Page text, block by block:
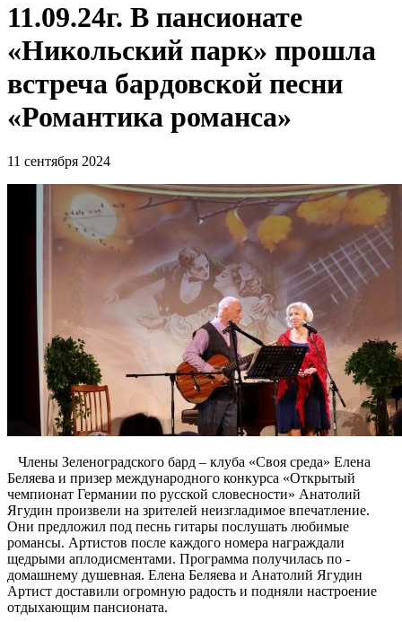
11.09.24г. В пансионате
«Никольский парк» прошла
встреча бардовской песни
«Романтика романса»
11 сентября 2024
Члены Зеленоградского бард – клуба «Своя среда» Елена
Беляева и призер международного конкурса «Открытый
чемпионат Германии по русской словесности» Анатолий
Ягудин произвели на зрителей неизгладимое впечатление.
Они предложил под песнь гитары послушать любимые
романсы. Артистов после каждого номера награждали
щедрыми аплодисментами. Программа получилась по -
домашнему душевная. Елена Беляева и Анатолий Ягудин
Артист доставили огромную радость и подняли настроение
отдыхающим пансионата.